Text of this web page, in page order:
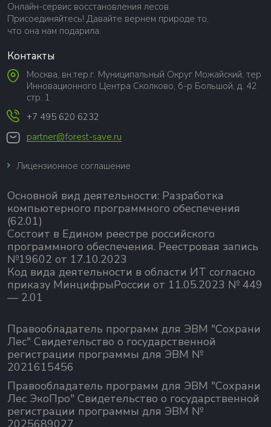
Онлайн-сервис восстановления лесов.
Присоединяйтесь! Давайте вернем природе то,
что она нам подарила.
Контакты
Москва, вн.тер.г. Муниципальный Округ Можайский, тер
Инновационного Центра Сколково, б-р Большой, д. 42
стр. 1
+7 495 620 6232
partner@forest-save.ru
Лицензионное соглашение
Основной вид деятельности: Разработка
компьютерного программного обеспечения
(62.01)
Состоит в Едином реестре российского
программного обеспечения. Реестровая запись
№19602 от 17.10.2023
Код вида деятельности в области ИТ согласно
приказу МинцифрыРоссии от 11.05.2023 № 449
— 2.01
Правообладатель программ для ЭВМ "Сохрани
Лес" Свидетельство о государственной
регистрации программы для ЭВМ №
2021615456
Правообладатель программ для ЭВМ "Сохрани
Лес ЭкоПро" Свидетельство о государственной
регистрации программы для ЭВМ №
2025689027